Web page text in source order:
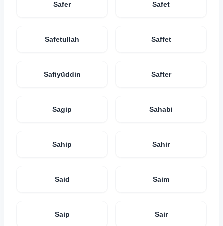
Safer Safet
Safetullah Saffet
Safiyüddin Safter
Sagip Sahabi
Sahip Sahir
Said Saim
Saip Sair